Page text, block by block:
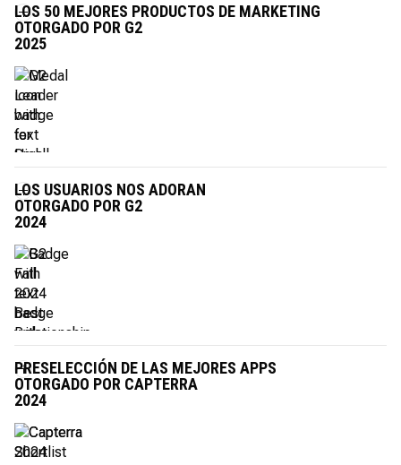
LOS 50 MEJORES PRODUCTOS DE MARKETING
OTORGADO POR G2
2025
LOS USUARIOS NOS ADORAN
OTORGADO POR G2
2024
PRESELECCIÓN DE LAS MEJORES APPS
OTORGADO POR CAPTERRA
2024